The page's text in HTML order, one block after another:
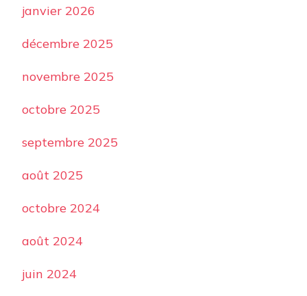
janvier 2026
décembre 2025
novembre 2025
octobre 2025
septembre 2025
août 2025
octobre 2024
août 2024
juin 2024